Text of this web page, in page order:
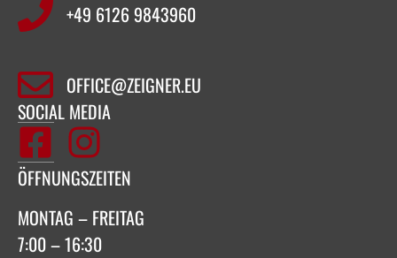
+49 6126 9843960‬
OFFICE@ZEIGNER.EU
SOCIAL MEDIA
ÖFFNUNGSZEITEN
MONTAG – FREITAG
7:00 – 16:30